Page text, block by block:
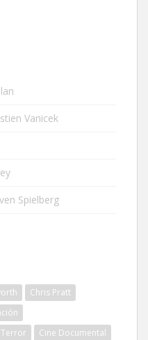
Vanicek
Spielberg
Chris Pratt
Cine Documental